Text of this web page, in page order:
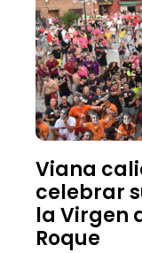
Viana
celebrar
la Virgen
Roque